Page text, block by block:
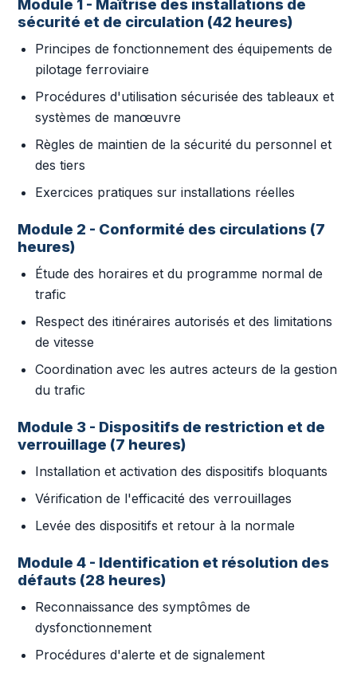
Module 1 - Maîtrise des installations de
sécurité et de circulation (42 heures)
Principes de fonctionnement des équipements de
pilotage ferroviaire
Procédures d'utilisation sécurisée des tableaux et
systèmes de manœuvre
Règles de maintien de la sécurité du personnel et
des tiers
Exercices pratiques sur installations réelles
Module 2 - Conformité des circulations (7
heures)
Étude des horaires et du programme normal de
trafic
Respect des itinéraires autorisés et des limitations
de vitesse
Coordination avec les autres acteurs de la gestion
du trafic
Module 3 - Dispositifs de restriction et de
verrouillage (7 heures)
Installation et activation des dispositifs bloquants
Vérification de l'efficacité des verrouillages
Levée des dispositifs et retour à la normale
Module 4 - Identification et résolution des
défauts (28 heures)
Reconnaissance des symptômes de
dysfonctionnement
Procédures d'alerte et de signalement